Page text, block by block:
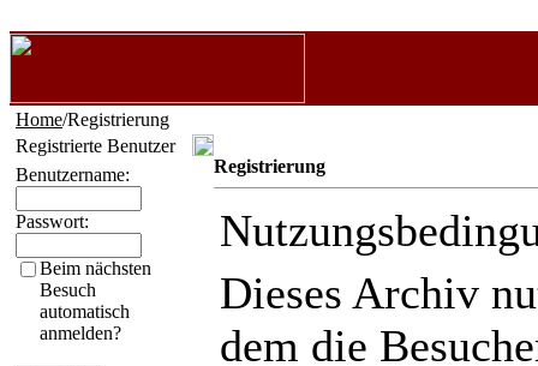
Home/Registrierung
Registrierte Benutzer
Benutzername:
Passwort:
Beim nächsten
Besuch
automatisch
anmelden?
Registrierung
Dieses Archiv
dem die